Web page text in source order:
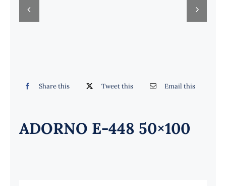
 
Share this Tweet this Email this
ADORNO E-448 50×100